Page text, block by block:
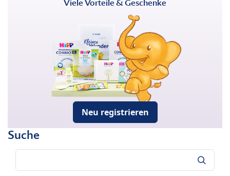
Viele Vorteile & Geschenke
Neu registrieren
Suche